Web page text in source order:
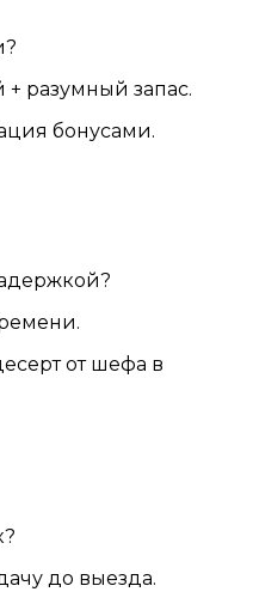
разумный запас.
бонусами.
от шефа в
до выезда.